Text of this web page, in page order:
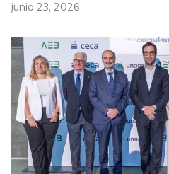
junio 23, 2026